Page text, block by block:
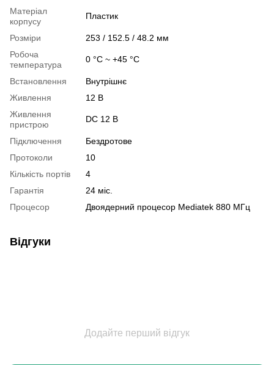
Матеріал
корпусу
Пластик
Розміри
253 / 152.5 / 48.2 мм
Робоча
температура
0 °C ~ +45 °C
Встановлення
Внутрішнє
Живлення
12 В
Живлення
пристрою
DC 12 В
Підключення
Бездротове
Протоколи
10
Кількість портів
4
Гарантія
24 міс.
Процесор
Двоядерний процесор Mediatek 880 МГц
Відгуки
Додайте перший відгук